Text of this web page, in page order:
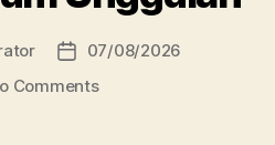
Post
date
07/08/2026
Commentson